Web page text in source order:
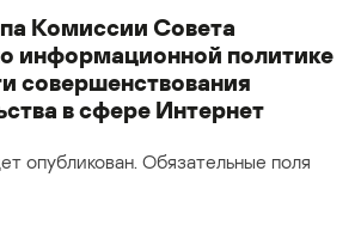
Комиссии Совета
информационной политике
совершенствования
в сфере Интернет
опубликован. Обязательные поля